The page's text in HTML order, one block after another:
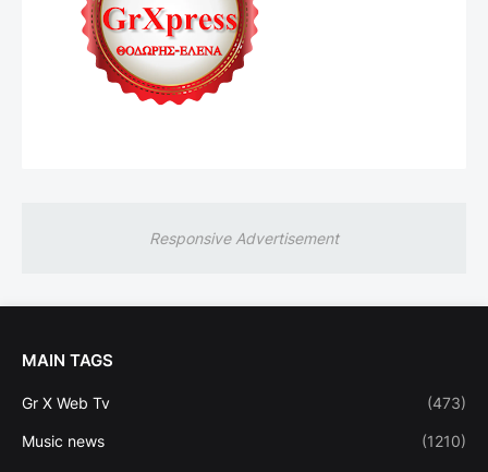
Responsive Advertisement
MAIN TAGS
Gr X Web Tv (473)
Music news (1210)